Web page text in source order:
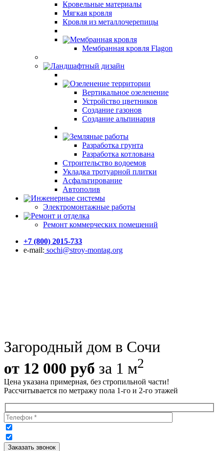
Кровельные материалы
Мягкая кровля
Кровля из металлочерепицы
Мембранная кровля
Мембранная кровля Flagon
Ландшафтный дизайн
Озеленение территории
Вертикальное озеленение
Устройство цветников
Создание газонов
Создание альпинария
Земляные работы
Разработка грунта
Разработка котлована
Строительство водоемов
Укладка тротуарной плитки
Асфальтирование
Автополив
Инженерные системы
Электромонтажные работы
Ремонт и отделка
Ремонт коммерческих помещений
+7 (800) 2015-733
e-mail: sochi@stroy-montag.org
Загородный дом в Сочи
от 12 000 руб за 1 м2
Цена указана примерная, без стропильной части!
Рассчитывается по метражу пола 1-го и 2-го этажей